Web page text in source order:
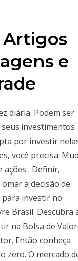
Artigos
e
diária. Podem ser
investimentos
por investir
você precisa:
. Definir,
a decisão de
investir no
Brasil. Descubra
na Bolsa de
Então conheça
zero. O mercado